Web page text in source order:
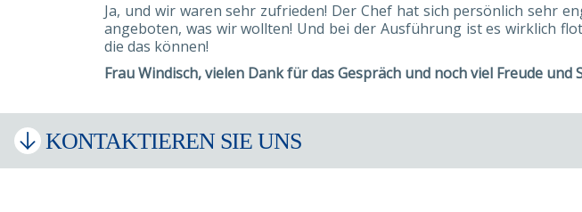
Ja, und wir waren sehr zufrieden! Der Chef hat sich persönlich sehr
angeboten, was wir wollten! Und bei der Ausführung ist es wirklich
die das können!
Frau Windisch, vielen Dank für das Gespräch und noch viel Freude und
KONTAKTIEREN SIE UNS